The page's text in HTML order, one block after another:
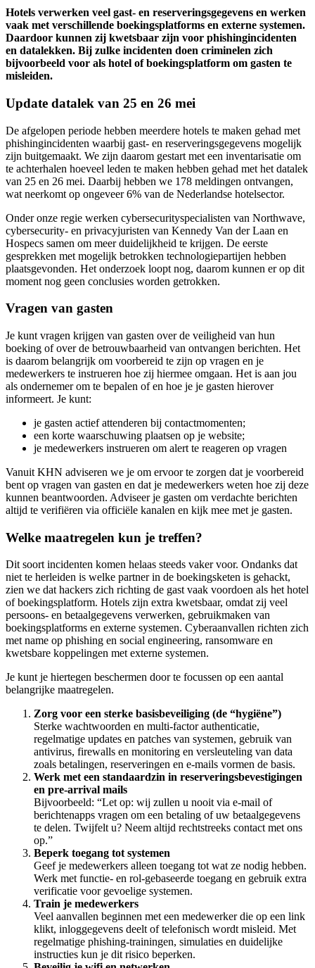
Hotels verwerken veel gast- en reserveringsgegevens en werken
vaak met verschillende boekingsplatforms en externe systemen.
Daardoor kunnen zij kwetsbaar zijn voor phishingincidenten
en datalekken. Bij zulke incidenten doen criminelen zich
bijvoorbeeld voor als hotel of boekingsplatform om gasten te
misleiden.
Update datalek van 25 en 26 mei
De afgelopen periode hebben meerdere hotels te maken gehad met
phishingincidenten waarbij gast- en reserveringsgegevens mogelijk
zijn buitgemaakt. We zijn daarom gestart met een inventarisatie om
te achterhalen hoeveel leden te maken hebben gehad met het datalek
van 25 en 26 mei. Daarbij hebben we 178 meldingen ontvangen,
wat neerkomt op ongeveer 6% van de Nederlandse hotelsector.
Onder onze regie werken cybersecurityspecialisten van Northwave,
cybersecurity- en privacyjuristen van Kennedy Van der Laan en
Hospecs samen om meer duidelijkheid te krijgen. De eerste
gesprekken met mogelijk betrokken technologiepartijen hebben
plaatsgevonden. Het onderzoek loopt nog, daarom kunnen er op dit
moment nog geen conclusies worden getrokken.
Vragen van gasten
Je kunt vragen krijgen van gasten over de veiligheid van hun
boeking of over de betrouwbaarheid van ontvangen berichten. Het
is daarom belangrijk om voorbereid te zijn op vragen en je
medewerkers te instrueren hoe zij hiermee omgaan. Het is aan jou
als ondernemer om te bepalen of en hoe je je gasten hierover
informeert. Je kunt:
je gasten actief attenderen bij contactmomenten;
een korte waarschuwing plaatsen op je website;
je medewerkers instrueren om alert te reageren op vragen
Vanuit KHN adviseren we je om ervoor te zorgen dat je voorbereid
bent op vragen van gasten en dat je medewerkers weten hoe zij deze
kunnen beantwoorden. Adviseer je gasten om verdachte berichten
altijd te verifiëren via officiële kanalen en kijk mee met je gasten.
Welke maatregelen kun je treffen?
Dit soort incidenten komen helaas steeds vaker voor. Ondanks dat
niet te herleiden is welke partner in de boekingsketen is gehackt,
zien we dat hackers zich richting de gast vaak voordoen als het hotel
of boekingsplatform. Hotels zijn extra kwetsbaar, omdat zij veel
persoons- en betaalgegevens verwerken, gebruikmaken van
boekingsplatforms en externe systemen. Cyberaanvallen richten zich
met name op phishing en social engineering, ransomware en
kwetsbare koppelingen met externe systemen.
Je kunt je hiertegen beschermen door te focussen op een aantal
belangrijke maatregelen.
Zorg voor een sterke basisbeveiliging (de “hygiëne”)
Sterke wachtwoorden en multi-factor authenticatie,
regelmatige updates en patches van systemen, gebruik van
antivirus, firewalls en monitoring en versleuteling van data
zoals betalingen, reserveringen en e-mails vormen de basis.
Werk met een standaardzin in reserveringsbevestigingen
en pre-arrival mails
Bijvoorbeeld: “Let op: wij zullen u nooit via e-mail of
berichtenapps vragen om een betaling of uw betaalgegevens
te delen. Twijfelt u? Neem altijd rechtstreeks contact met ons
op.”
Beperk toegang tot systemen
Geef je medewerkers alleen toegang tot wat ze nodig hebben.
Werk met functie- en rol-gebaseerde toegang en gebruik extra
verificatie voor gevoelige systemen.
Train je medewerkers
Veel aanvallen beginnen met een medewerker die op een link
klikt, inloggegevens deelt of telefonisch wordt misleid. Met
regelmatige phishing-trainingen, simulaties en duidelijke
instructies kun je dit risico beperken.